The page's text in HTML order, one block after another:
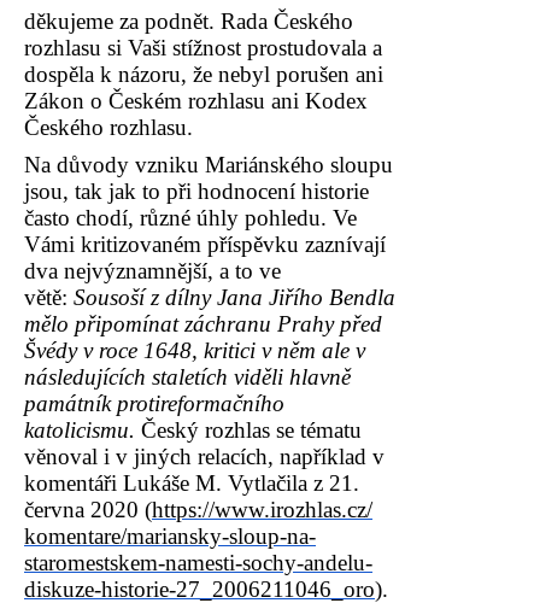
děkujeme za podnět. Rada Českého
rozhlasu si Vaši stížnost prostudovala a
dospěla k názoru, že nebyl porušen ani
Zákon o Českém rozhlasu ani Kodex
Českého rozhlasu.
Na důvody vzniku Mariánského sloupu
jsou, tak jak to při hodnocení historie
často chodí, různé úhly pohledu. Ve
Vámi kritizovaném příspěvku zaznívají
dva nejvýznamnější, a to ve
větě: Sousoší z dílny Jana Jiřího Bendla
mělo připomínat záchranu Prahy před
Švédy v roce 1648, kritici v něm ale v
následujících staletích viděli hlavně
památník protireformačního
katolicismu. Český rozhlas se tématu
věnoval i v jiných relacích, například v
komentáři Lukáše M. Vytlačila z 21.
června 2020 (https://www.irozhlas.cz/
komentare/mariansky-sloup-na-
staromestskem-namesti-sochy-andelu-
diskuze-historie-27_ 2006211046_oro).